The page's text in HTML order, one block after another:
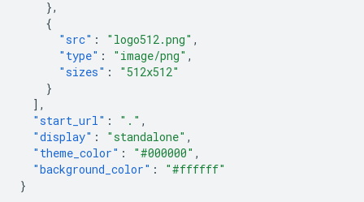
},
{
"src" : "logo512.png" ,
"type" : "image/png" ,
"sizes" :
"512x512"
}
],
"start_url" : "." ,
"display" : "standalone" ,
"theme_color" : "#000000" ,
"background_color" :
"#ffffff"
}